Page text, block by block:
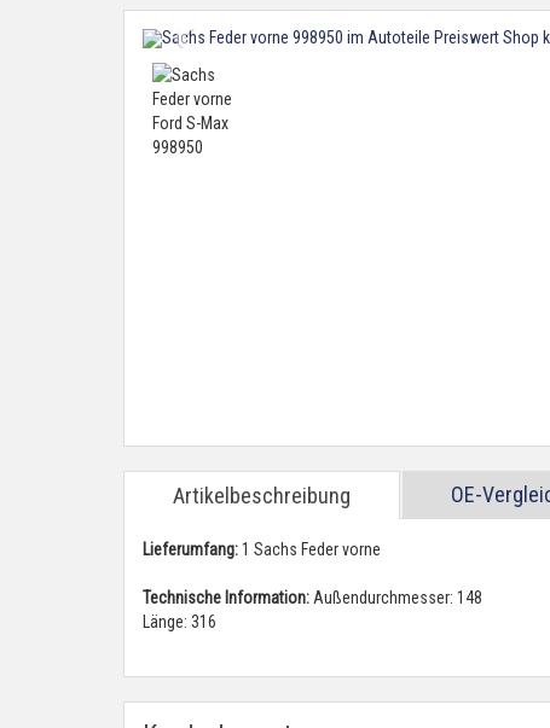
Artikelbeschreibung OE-
Lieferumfang:1 Sachs Feder vorne
Technische Information: Außendurchmesser: 148
Länge: 316